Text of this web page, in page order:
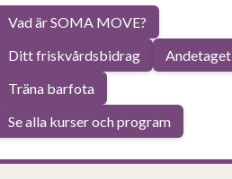
Vad är SOMA MOVE?
Ditt friskvårdsbidrag
Andetaget
Träna barfota
Se alla kurser och program